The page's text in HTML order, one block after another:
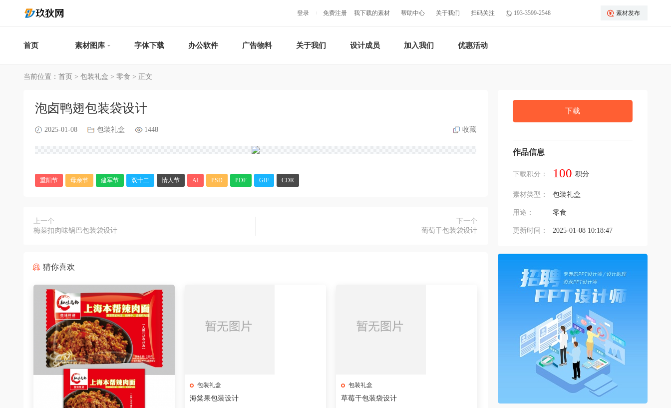
素材发布
193-3599-2548
我下载的素材 帮助中心 关于我们 扫码关注
登录 免费注册
首页 素材图库 字体下载 办公软件 广告物料 关于我们 设计成员 加入我们 优惠活动
当前位置： 首页 > 包装礼盒 > 零食 > 正文
泡卤鸭翅包装袋设计
2025-01-08 包装礼盒 1448 收藏
重阳节 母亲节 建军节 双十二 情人节 AI PSD PDF GIF CDR
上一个
梅菜扣肉味锅巴包装袋设计
下一个
葡萄干包装袋设计
猜你喜欢
包装礼盒
海棠果包装设计
包装礼盒
草莓干包装袋设计
下载
作品信息
下载积分： 100 积分
素材类型： 包装礼盒
用途： 零食
更新时间： 2025-01-08 10:18:47